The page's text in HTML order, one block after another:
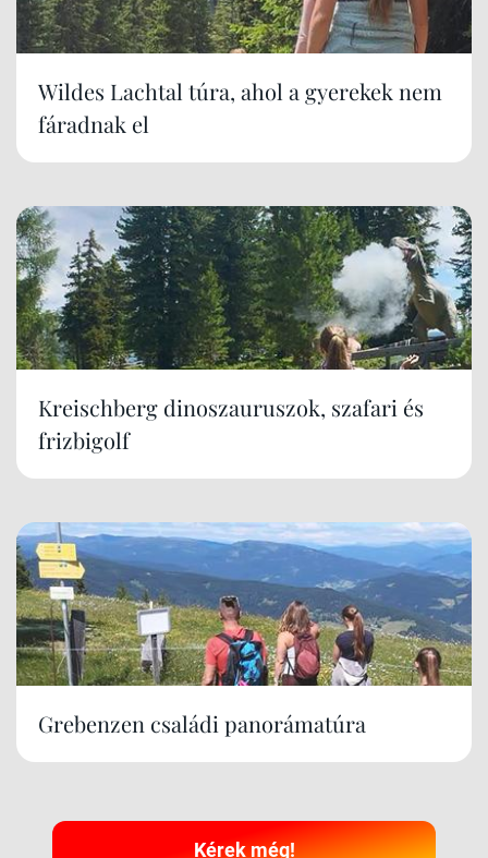
Wildes Lachtal túra, ahol a gyerekek nem
fáradnak el
Kreischberg dinoszauruszok, szafari és
frizbigolf
Grebenzen családi panorámatúra
Kérek még!